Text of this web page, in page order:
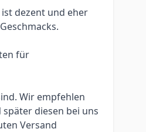
ist dezent und eher
für
Wir empfehlen
diesen bei uns
Versand